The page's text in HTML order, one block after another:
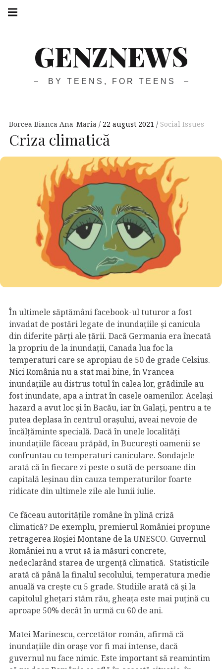
GENZNEWS
BY TEENS, FOR TEENS
Borcea Bianca Ana-Maria 22 august 2021 Social Issues
Criza climatică
În ultimele săptămâni facebook-ul tuturor a fost
invadat de postări legate de inundațiile și canicula
din diferite părți ale țării. Dacă Germania era înecată
la propriu de la inundații, Canada lua foc la
temperaturi care se apropiau de 50 de grade Celsius.
Nici România nu a stat mai bine, în Vrancea
inundațiile au distrus totul în calea lor, grădinile au
fost inundate, apa a intrat în casele oamenilor. Același
hazard a avut loc și în Bacău, iar în Galați, pentru a te
putea deplasa în centrul orașului, aveai nevoie de
încălțăminte specială. Dacă în unele localități
inundațiile făceau prăpăd, în București oamenii se
confruntau cu temperaturi caniculare. Sondajele
arată că în fiecare zi peste o sută de persoane din
capitală leșinau din cauza temperaturilor foarte
ridicate din ultimele zile ale lunii iulie.
Ce făceau autoritățile române în plină criză
climatică? De exemplu, premierul României propune
retragerea Roșiei Montane de la UNESCO. Guvernul
României nu a vrut să ia măsuri concrete,
nedeclarând starea de urgență climatică. Statisticile
arată că până la finalul secolului, temperatura medie
anuală va crește cu 5 grade. Studiile arată că și la
capitolul ghețari stăm rău, gheața este mai puțină cu
aproape 50% decât în urmă cu 60 de ani.
Matei Marinescu, cercetător român, afirmă că
inundațiile din orașe vor fi mai intense, dacă
guvernul nu face nimic. Este important să reamintim